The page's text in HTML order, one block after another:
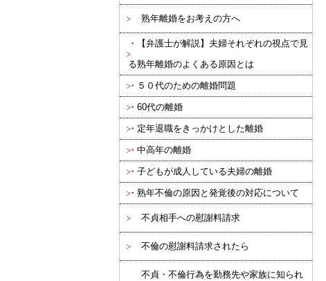
熟年離婚をお考えの方へ
【弁護士が解説】夫婦それぞれの視点で見
る熟年離婚のよくある原因とは
５０代のための離婚問題
60代の離婚
定年退職をきっかけとした離婚
中高年の離婚
子どもが成人している夫婦の離婚
熟年不倫の原因と発覚後の対応について
不貞相手への慰謝料請求
不倫の慰謝料請求されたら
不貞・不倫行為を勤務先や家族に知られ